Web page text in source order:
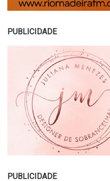
PUBLICIDADE
PUBLICIDADE